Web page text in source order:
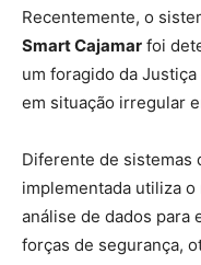
Recentemente, o
Smart Cajamar foi
um foragido da
em situação irregular
Diferente de sistemas
implementada utiliza
análise de dados para
forças de segurança,